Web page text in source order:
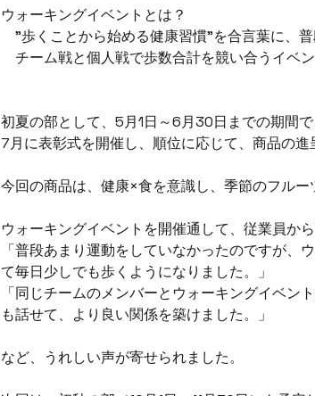
ウォーキングイベントとは？
"歩くことから始める健康習慣"を合言葉に、普
チーム戦と個人戦で歩数合計を競い合うイベ
初夏の部として、5月1日～6月30日までの期間
7月に表彰式を開催し、順位に応じて、商品の進
今回の商品は、健康×食を意識し、季節のフルー
ウォーキングイベントを開催通して、従業員か
「普段あまり運動をしていなかったのですが、
て毎日少しでも歩くようになりました。」
「同じチームのメンバーとウォーキングイベン
も話せて、より良い関係を築けました。」
など、うれしい声が寄せられました。